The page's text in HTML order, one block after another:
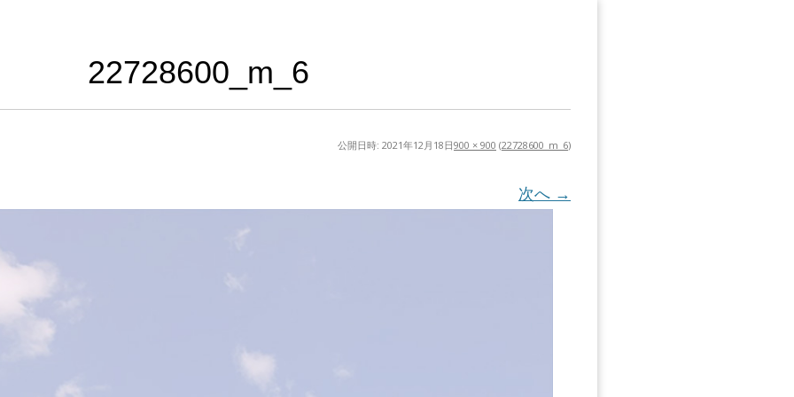
22728600_m_6
公開日時: 2021年12月18日900 × 900 (22728600_m_6)
次へ →